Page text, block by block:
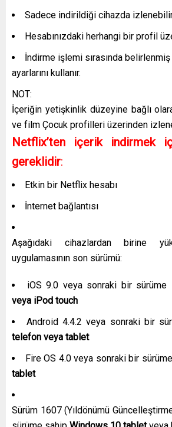
Sadece indirildiği cihazda
Hesabınızdaki herhangi bir profil
İndirme işlemi sırasında
ayarlarını kullanır.
NOT:
İçeriğin yetişkinlik düzeyine bağlı
ve film Çocuk profilleri üzerinden
Netflix’ten içerik indirmek
gereklidir:
Etkin bir Netflix hesabı
İnternet bağlantısı
Aşağıdaki cihazlardan birine
uygulamasının son sürümü:
iOS 9.0 veya sonraki bir sürüme
veya iPod touch
Android 4.4.2 veya sonraki bir
telefon veya tablet
Fire OS 4.0 veya sonraki bir
tablet
Sürüm 1607 (Yıldönümü